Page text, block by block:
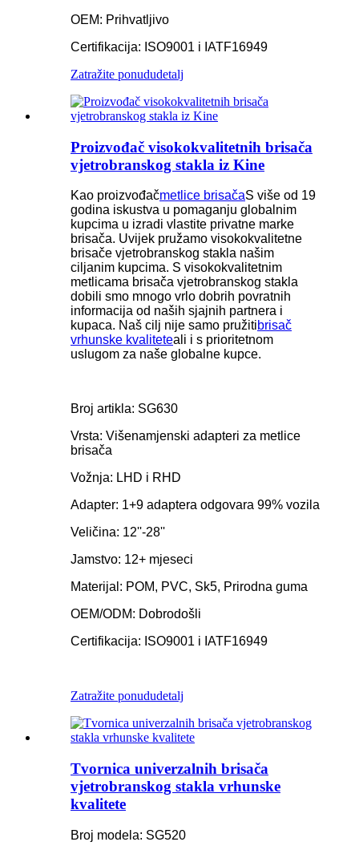
OEM: Prihvatljivo
Certifikacija: ISO9001 i IATF16949
Zatražite ponududetalj
Proizvođač visokokvalitetnih brisača
vjetrobranskog stakla iz Kine
Kao proizvođačmetlice brisačaS više od 19
godina iskustva u pomaganju globalnim
kupcima u izradi vlastite privatne marke
brisača. Uvijek pružamo visokokvalitetne
brisače vjetrobranskog stakla našim
ciljanim kupcima. S visokokvalitetnim
metlicama brisača vjetrobranskog stakla
dobili smo mnogo vrlo dobrih povratnih
informacija od naših sjajnih partnera i
kupaca. Naš cilj nije samo pružitibrisač
vrhunske kvaliteteali i s prioritetnom
uslugom za naše globalne kupce.
Broj artikla: SG630
Vrsta: Višenamjenski adapteri za metlice
brisača
Vožnja: LHD i RHD
Adapter: 1+9 adaptera odgovara 99% vozila
Veličina: 12''-28''
Jamstvo: 12+ mjeseci
Materijal: POM, PVC, Sk5, Prirodna guma
OEM/ODM: Dobrodošli
Certifikacija: ISO9001 i IATF16949
Zatražite ponududetalj
Tvornica univerzalnih brisača
vjetrobranskog stakla vrhunske
kvalitete
Broj modela: SG520